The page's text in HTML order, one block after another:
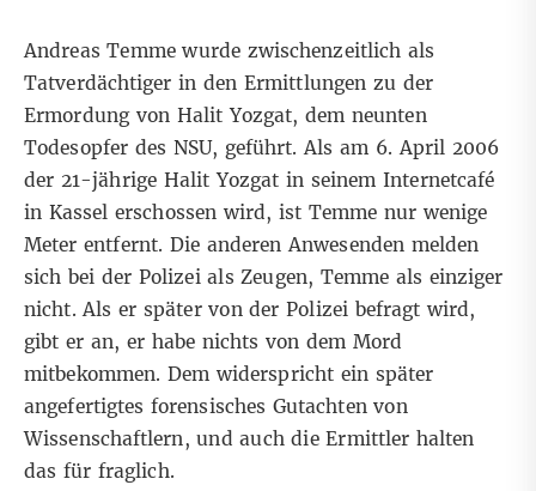
Andreas Temme wurde zwischenzeitlich als
Tatverdächtiger in den Ermittlungen zu der
Ermordung von Halit Yozgat, dem neunten
Todesopfer des NSU, geführt. Als am 6. April 2006
der 21-jährige Halit Yozgat in seinem Internetcafé
in Kassel erschossen wird, ist Temme nur wenige
Meter entfernt. Die anderen Anwesenden melden
sich bei der Polizei als Zeugen, Temme als einziger
nicht. Als er später von der Polizei befragt wird,
gibt er an, er habe nichts von dem Mord
mitbekommen. Dem widerspricht ein später
angefertigtes forensisches Gutachten von
Wissenschaftlern, und auch die Ermittler halten
das für fraglich.